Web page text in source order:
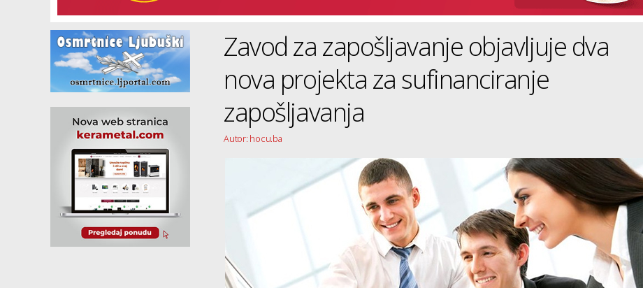
Zavod za zapošljavanje objavljuje dva
nova projekta za sufinanciranje
zapošljavanja
Autor: hocu.ba